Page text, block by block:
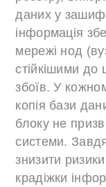
даних у
інформація
мережі нод
стійкішими до
збоїв. У
копія бази
блоку не
системи.
знизити
крадіжки